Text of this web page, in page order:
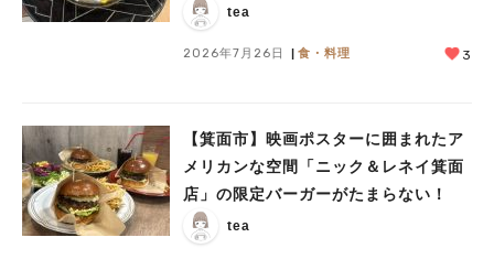
tea
2026年7月26日 食・料理 3
【箕面市】映画ポスターに囲まれたア
メリカンな空間「ニック＆レネイ箕面
店」の限定バーガーがたまらない！
tea